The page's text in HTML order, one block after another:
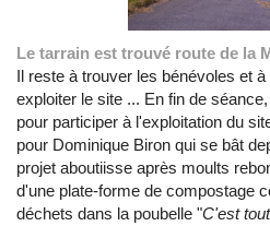
Le tarrain est trouvé route de la
Il reste à trouver les bénévoles et
exploiter le site ... En fin de
pour participer à l'exploitation du
pour Dominique Biron qui se bât
projet aboutiisse après moults
d'une plate-forme de compostage
déchets dans la poubelle "C'est